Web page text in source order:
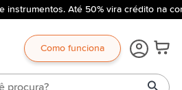
instrumentos. Até 50% vira crédito na
Como funciona